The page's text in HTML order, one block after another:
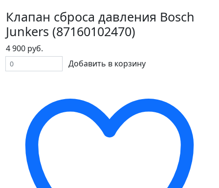
Клапан сброса давления Bosch
Junkers (87160102470)
4 900 руб.
Добавить в корзину